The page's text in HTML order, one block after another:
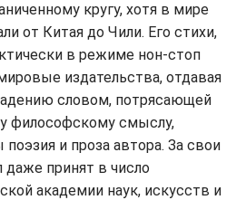
кругу, хотя в мире
от Китая до Чили. Его стихи,
в режиме нон-стоп
издательства, отдавая
словом, потрясающей
философскому смыслу,
и проза автора. За свои
принят в число
академии наук, искусств и